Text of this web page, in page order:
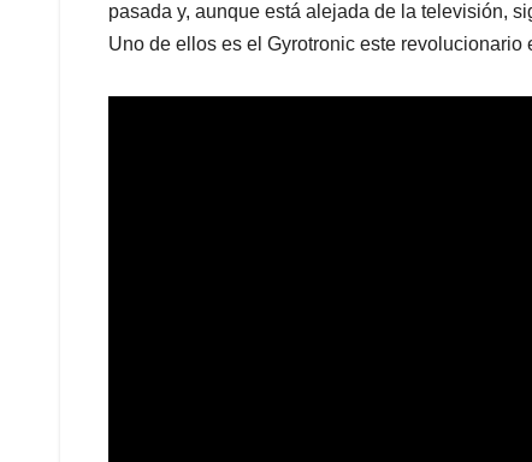
pasada y, aunque está alejada de la televisión,
Uno de ellos es el Gyrotronic este